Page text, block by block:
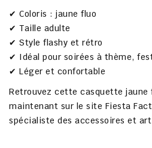
✔ Coloris : jaune fluo
✔ Taille adulte
✔ Style flashy et rétro
✔ Idéal pour soirées à thème,
✔ Léger et confortable
Retrouvez cette casquette jaune
maintenant sur le site Fiesta
spécialiste des accessoires et